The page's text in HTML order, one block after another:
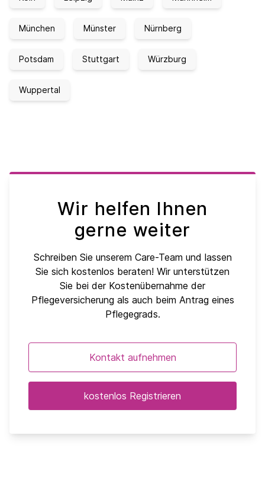
München Münster Nürnberg
Potsdam Stuttgart Würzburg
Wuppertal
Wir helfen Ihnen
gerne weiter
Schreiben Sie unserem Care-Team und lassen
Sie sich kostenlos beraten! Wir unterstützen
Sie bei der Kostenübernahme der
Pflegeversicherung als auch beim Antrag eines
Pflegegrads.
Kontakt aufnehmen
kostenlos Registrieren